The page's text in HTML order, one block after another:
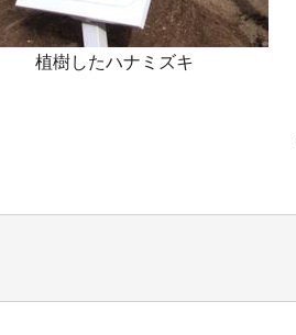
植樹したハナミズキ